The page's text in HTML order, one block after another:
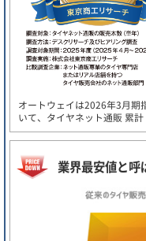
オートウェイは2026年3月期
いて、タイヤネット通販 累
業界最安値と呼